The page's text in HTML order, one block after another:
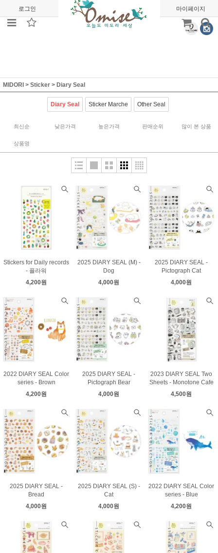
로그인 회원가입 주문조회 마이페이지
MIDORI > Sticker > Diary Seal
Diary Seal Sticker Marche Other Seal
최신순 낮은가격 높은가격 판매순위 많이 본 상품
상품명
Stickers for Daily records
- 플라워
4,200원
2025 DIARY SEAL (M) -
Dog
4,000원
2025 DIARY SEAL -
Pictograph Cat
4,000원
2022 DIARY SEAL Color
series - Brown
4,200원
2025 DIARY SEAL -
Pictograph Bear
4,000원
2023 DIARY SEAL Two
Sheets - Monotone Cafe
4,500원
2025 DIARY SEAL -
Bread
4,000원
2025 DIARY SEAL (S) -
Cat
4,000원
2022 DIARY SEAL Color
series - Blue
4,200원